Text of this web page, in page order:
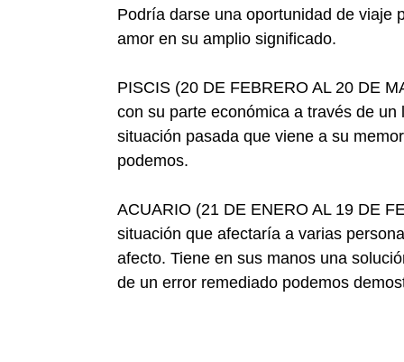
Podría darse una oportunidad de viaje
amor en su amplio significado.
PISCIS (20 DE FEBRERO AL 20 DE
con su parte económica a través de
situación pasada que viene a su
podemos.
ACUARIO (21 DE ENERO AL 19 DE
situación que afectaría a varias
afecto. Tiene en sus manos una
de un error remediado podemos